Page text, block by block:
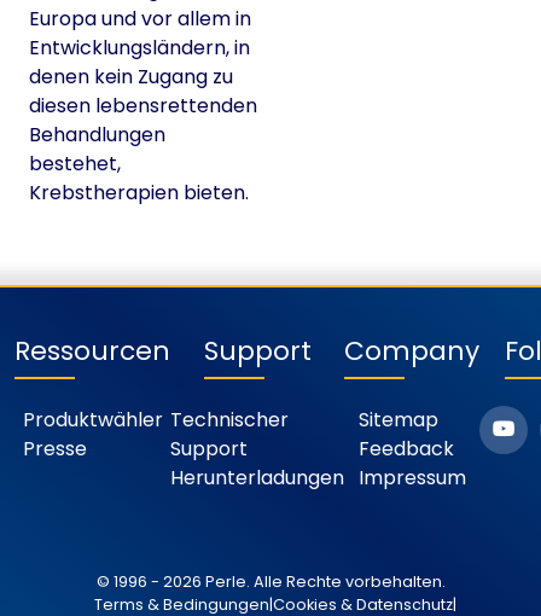
Europa und vor allem in
Entwicklungsländern, in
denen kein Zugang zu
diesen lebensrettenden
Behandlungen
bestehet,
Krebstherapien bieten.
Ressourcen
Produktwähler
Presse
Support
Technischer
Support
Herunterladungen
Company
Sitemap
Feedback
Impressum
© 1996 - 2026 Perle. Alle Rechte vorbehalten.
Terms & Bedingungen|Cookies & Datenschutz|